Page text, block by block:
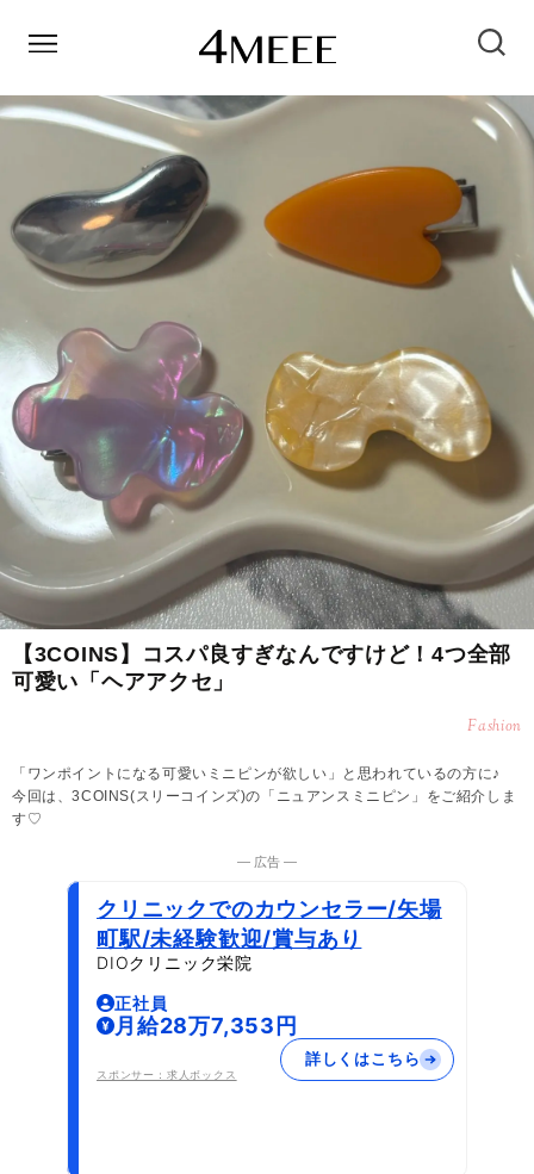
【3COINS】コスパ良すぎなんですけど！4つ全部
可愛い「ヘアアクセ」
Fashion
「ワンポイントになる可愛いミニピンが欲しい」と思われているの方に♪
今回は、3COINS(スリーコインズ)の「ニュアンスミニピン」をご紹介しま
す♡
― 広告 ―
クリニックでのカウンセラー/矢場
町駅/未経験歓迎/賞与あり
DIOクリニック栄院
正社員
月給28万7,353円
スポンサー：求人ボックス
詳しくはこちら